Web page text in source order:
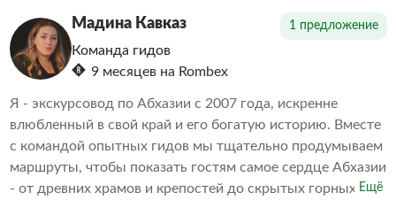
атмосферу незабываемых приключений!
Мадина Кавказ 1 предложение
Команда гидов
9 месяцев на Rombex
Я - экскурсовод по Абхазии с 2007 года, искренне
влюбленный в свой край и его богатую историю. Вместе
с командой опытных гидов мы тщательно продумываем
маршруты, чтобы показать гостям самое сердце Абхазии
- от древних храмов и крепостей до скрытых горных Ещё